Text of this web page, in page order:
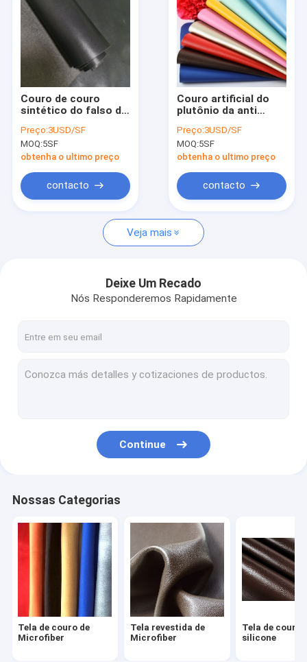
Quem Somos
Fábrica
Controle de Qualidade
notícias
Todos os casos
Tela de couro de Microfiber
Tela de couro do silicone
Couro sintético do plutônio
Couro automotivo de estofamento
Sacos de couro impermeáveis
Fato de couro feito sob encomenda
Bens ostentando de couro
Couro de couro
sintético do falso do
plutônio da camurça
grossa do GV 1.0mm
Preço:3USD/SF
MOQ:5SF
obtenha o ultimo preço
contacto
Couro artificial do
plutônio da anti
dobro do oídio para o
forro das sapatas
Preço:3USD/SF
MOQ:5SF
obtenha o ultimo preço
contacto
Veja mais
Deixe Um Recado
Nós Responderemos Rapidamente
Continue
Nossas Categorias
Tela de couro de
Microfiber
Tela revestida de
Microfiber
Tela de couro
silicone